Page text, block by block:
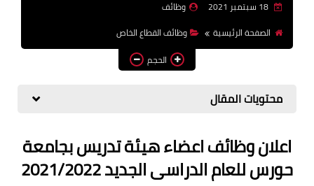
بالجامعات والمعاهد
اخبار
18 سبتمبر 2021
وظائف
الصفحة الرئيسية
وظائف القطاع الخاص
الحجم
محتويات المقال
اعلان وظائف اعضاء هيئة تدريس بجامعة
حورس للعام الدراسى الجديد 2021/2022